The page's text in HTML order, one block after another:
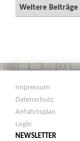
Weitere
Impressum
Datenschutz
Anfahrtsplan
Login
NEWSLETTER